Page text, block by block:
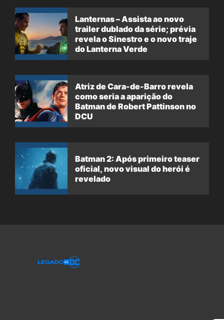
Lanternas – Assista ao novo
trailer dublado da série; prévia
revela o Sinestro e o novo traje
do Lanterna Verde
Atriz de Cara-de-Barro revela
como seria a aparição do
Batman de Robert Pattinson no
DCU
Batman 2: Após primeiro teaser
oficial, novo visual do herói é
revelado